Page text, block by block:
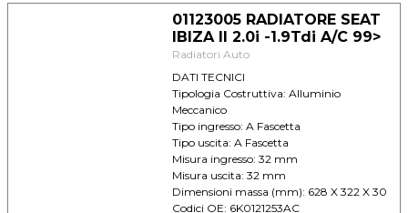
01123005 RADIATORE SEAT
IBIZA II 2.0i -1.9Tdi A/C 99>
Radiatori Auto
DATI TECNICI
Tipologia Costruttiva: Alluminio
Meccanico
Tipo ingresso: A Fascetta
Tipo uscita: A Fascetta
Misura ingresso: 32 mm
Misura uscita: 32 mm
Dimensioni massa (mm): 628 X 322 X 30
Codici OE: 6K0121253AC